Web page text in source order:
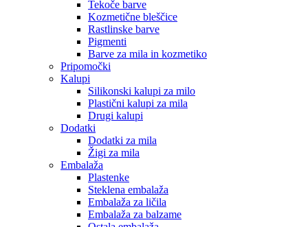
Tekoče barve
Kozmetične bleščice
Rastlinske barve
Pigmenti
Barve za mila in kozmetiko
Pripomočki
Kalupi
Silikonski kalupi za milo
Plastični kalupi za mila
Drugi kalupi
Dodatki
Dodatki za mila
Žigi za mila
Embalaža
Plastenke
Steklena embalaža
Embalaža za ličila
Embalaža za balzame